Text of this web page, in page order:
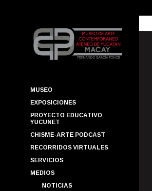
MUSEO
EXPOSICIONES
PROYECTO EDUCATIVO
YUCUNET
CHISME-ARTE PODCAST
RECORRIDOS VIRTUALES
SERVICIOS
MEDIOS
NOTICIAS